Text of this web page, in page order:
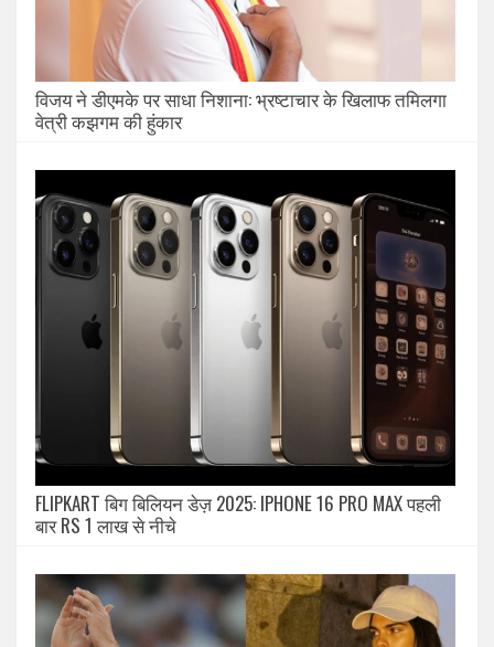
विजय ने डीएमके पर साधा निशाना: भ्रष्टाचार के खिलाफ तमिलगा
वेत्री कझगम की हुंकार
FLIPKART बिग बिलियन डेज़ 2025: IPHONE 16 PRO MAX पहली
बार RS 1 लाख से नीचे